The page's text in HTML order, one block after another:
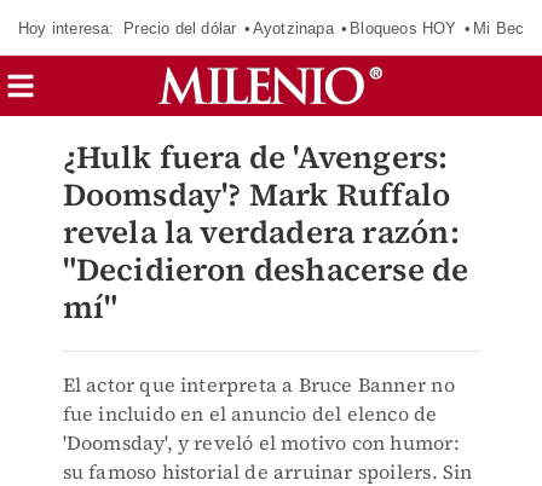
Hoy interesa: Precio del dólar Ayotzinapa Bloqueos HOY Mi Beca
¿Hulk fuera de 'Avengers:
Doomsday'? Mark Ruffalo
revela la verdadera razón:
"Decidieron deshacerse de
mí"
El actor que interpreta a Bruce Banner no
fue incluido en el anuncio del elenco de
'Doomsday', y reveló el motivo con humor:
su famoso historial de arruinar spoilers. Sin